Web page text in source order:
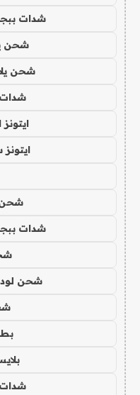
شدات
شحن
شحن
شحن
شدات
شحن